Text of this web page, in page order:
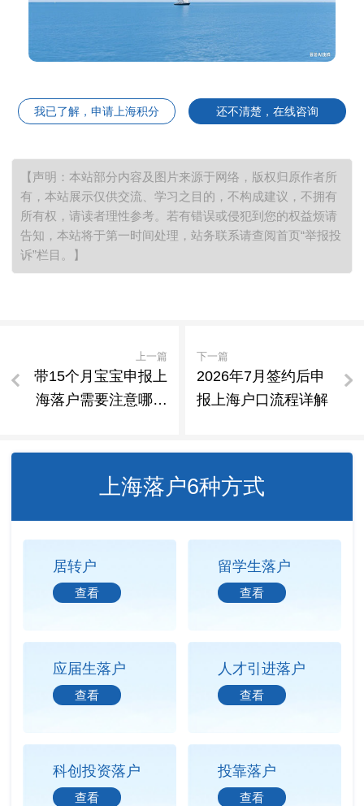
我已了解，申请上海积分 还不清楚，在线咨询
【声明：本站部分内容及图片来源于网络，版权归原作者所
有，本站展示仅供交流、学习之目的，不构成建议，不拥有
所有权，请读者理性参考。若有错误或侵犯到您的权益烦请
告知，本站将于第一时间处理，站务联系请查阅首页“举报投
诉”栏目。】
上一篇
带15个月宝宝申报上
海落户需要注意哪些
下一篇
2026年7月签约后申
报上海户口流程详解
上海落户6种方式
居转户
查看
留学生落户
查看
应届生落户
查看
人才引进落户
查看
科创投资落户
查看
投靠落户
查看